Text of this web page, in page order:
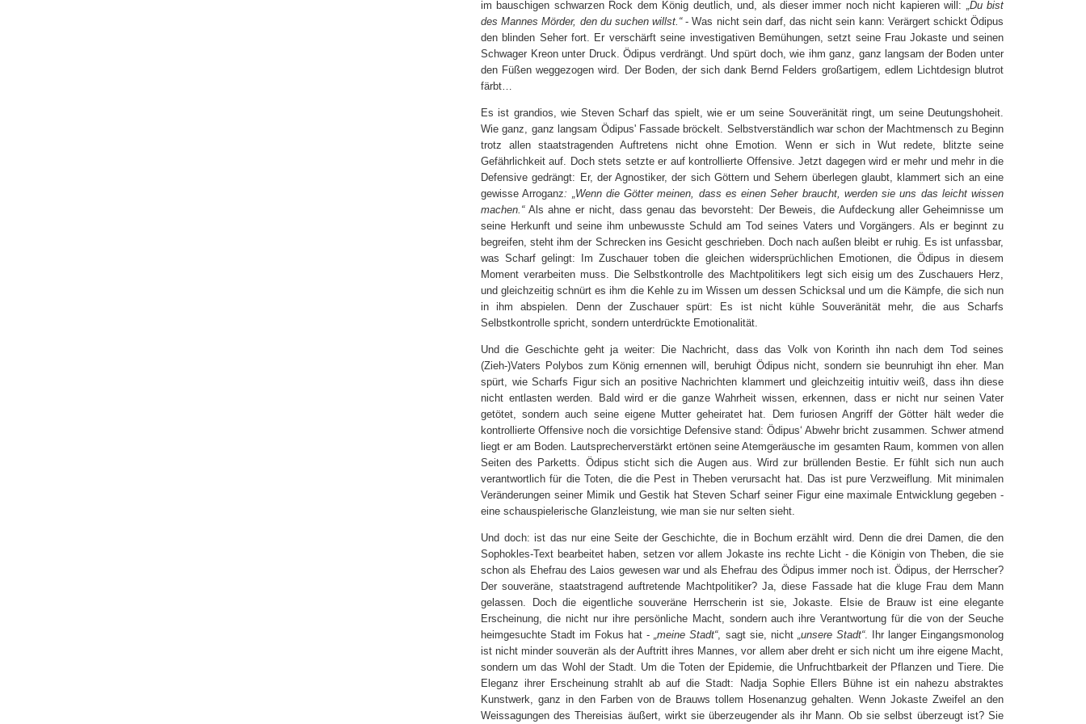
im bauschigen schwarzen Rock dem König deutlich, und, als dieser immer noch nicht kapieren will:
„Du bist
des Mannes Mörder, den du suchen willst.“- Was nicht sein darf, das nicht sein kann: Verärgert schickt Ödipus
den blinden Seher fort. Er verschärft seine investigativen Bemühungen, setzt seine Frau Jokaste und seinen
Schwager Kreon unter Druck. Ödipus verdrängt. Und spürt doch, wie ihm ganz, ganz langsam der Boden unter
den Füßen weggezogen wird. Der Boden, der sich dank Bernd Felders großartigem, edlem Lichtdesign blutrot
färbt…
Es ist grandios, wie Steven Scharf das spielt, wie er um seine Souveränität ringt, um seine Deutungshoheit.
Wie ganz, ganz langsam Ödipus' Fassade bröckelt. Selbstverständlich war schon der Machtmensch zu Beginn
trotz allen staatstragenden Auftretens nicht ohne Emotion. Wenn er sich in Wut redete, blitzte seine
Gefährlichkeit auf. Doch stets setzte er auf kontrollierte Offensive. Jetzt dagegen wird er mehr und mehr in die
Defensive gedrängt: Er, der Agnostiker, der sich Göttern und Sehern überlegen glaubt, klammert sich an eine
gewisse Arroganz: „Wenn die Götter meinen, dass es einen Seher braucht, werden sie uns das leicht wissen
machen.“Als ahne er nicht, dass genau das bevorsteht: Der Beweis, die Aufdeckung aller Geheimnisse um
seine Herkunft und seine ihm unbewusste Schuld am Tod seines Vaters und Vorgängers. Als er beginnt zu
begreifen, steht ihm der Schrecken ins Gesicht geschrieben. Doch nach außen bleibt er ruhig. Es ist unfassbar,
was Scharf gelingt: Im Zuschauer toben die gleichen widersprüchlichen Emotionen, die Ödipus in diesem
Moment verarbeiten muss. Die Selbstkontrolle des Machtpolitikers legt sich eisig um des Zuschauers Herz,
und gleichzeitig schnürt es ihm die Kehle zu im Wissen um dessen Schicksal und um die Kämpfe, die sich nun
in ihm abspielen. Denn der Zuschauer spürt: Es ist nicht kühle Souveränität mehr, die aus Scharfs
Selbstkontrolle spricht, sondern unterdrückte Emotionalität.
Und die Geschichte geht ja weiter: Die Nachricht, dass das Volk von Korinth ihn nach dem Tod seines
(Zieh-)Vaters Polybos zum König ernennen will, beruhigt Ödipus nicht, sondern sie beunruhigt ihn eher. Man
spürt, wie Scharfs Figur sich an positive Nachrichten klammert und gleichzeitig intuitiv weiß, dass ihn diese
nicht entlasten werden. Bald wird er die ganze Wahrheit wissen, erkennen, dass er nicht nur seinen Vater
getötet, sondern auch seine eigene Mutter geheiratet hat. Dem furiosen Angriff der Götter hält weder die
kontrollierte Offensive noch die vorsichtige Defensive stand: Ödipus‘ Abwehr bricht zusammen. Schwer atmend
liegt er am Boden. Lautsprecherverstärkt ertönen seine Atemgeräusche im gesamten Raum, kommen von allen
Seiten des Parketts. Ödipus sticht sich die Augen aus. Wird zur brüllenden Bestie. Er fühlt sich nun auch
verantwortlich für die Toten, die die Pest in Theben verursacht hat. Das ist pure Verzweiflung. Mit minimalen
Veränderungen seiner Mimik und Gestik hat Steven Scharf seiner Figur eine maximale Entwicklung gegeben -
eine schauspielerische Glanzleistung, wie man sie nur selten sieht.
Und doch: ist das nur eine Seite der Geschichte, die in Bochum erzählt wird. Denn die drei Damen, die den
Sophokles-Text bearbeitet haben, setzen vor allem Jokaste ins rechte Licht - die Königin von Theben, die sie
schon als Ehefrau des Laios gewesen war und als Ehefrau des Ödipus immer noch ist. Ödipus, der Herrscher?
Der souveräne, staatstragend auftretende Machtpolitiker? Ja, diese Fassade hat die kluge Frau dem Mann
gelassen. Doch die eigentliche souveräne Herrscherin ist sie, Jokaste. Elsie de Brauw ist eine elegante
Erscheinung, die nicht nur ihre persönliche Macht, sondern auch ihre Verantwortung für die von der Seuche
heimgesuchte Stadt im Fokus hat - „meine Stadt“, sagt sie, nicht „unsere Stadt“. Ihr langer Eingangsmonolog
ist nicht minder souverän als der Auftritt ihres Mannes, vor allem aber dreht er sich nicht um ihre eigene Macht,
sondern um das Wohl der Stadt. Um die Toten der Epidemie, die Unfruchtbarkeit der Pflanzen und Tiere. Die
Eleganz ihrer Erscheinung strahlt ab auf die Stadt: Nadja Sophie Ellers Bühne ist ein nahezu abstraktes
Kunstwerk, ganz in den Farben von de Brauws tollem Hosenanzug gehalten. Wenn Jokaste Zweifel an den
Weissagungen des Thereisias äußert, wirkt sie überzeugender als ihr Mann. Ob sie selbst überzeugt ist? Sie